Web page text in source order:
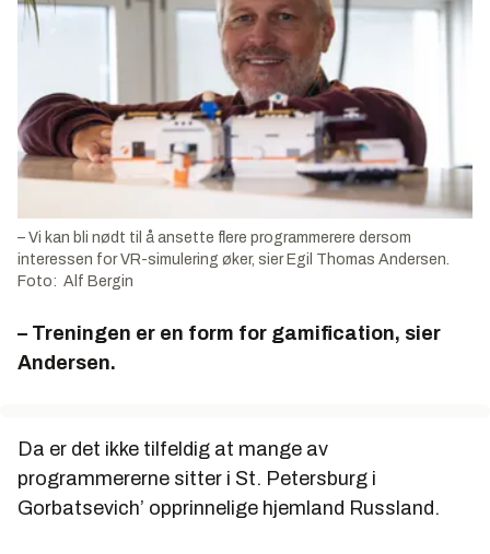
– Vi kan bli nødt til å ansette flere programmerere dersom
interessen for VR-simulering øker, sier Egil Thomas Andersen.
Foto: Alf Bergin
– Treningen er en form for gamification, sier
Andersen.
Da er det ikke tilfeldig at mange av
programmererne sitter i St. Petersburg i
Gorbatsevich’ opprinnelige hjemland Russland.